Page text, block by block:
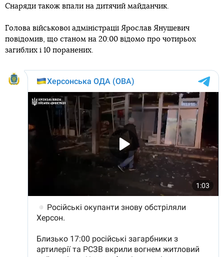
Снаряди також впали на дитячий майданчик.
Голова військової адміністрації Ярослав Янушевич
повідомив, що станом на 20:00 відомо про чотирьох
загиблих і 10 поранених.